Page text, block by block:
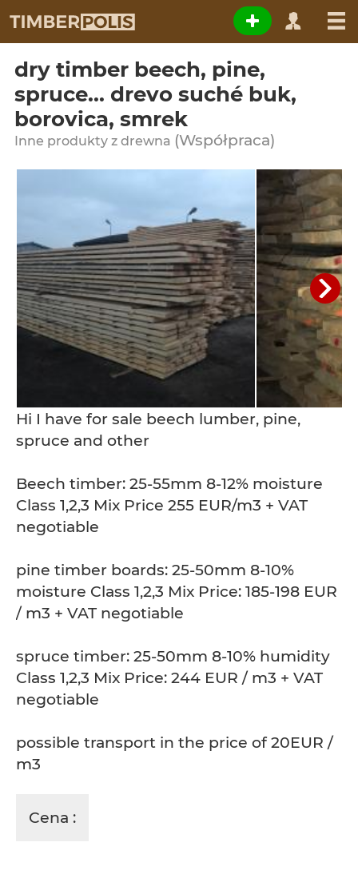
dry timber beech, pine,
spruce... drevo suché buk,
borovica, smrek
Inne produkty z drewna (Współpraca)
Hi I have for sale beech lumber, pine,
spruce and other
Beech timber: 25-55mm 8-12% moisture
Class 1,2,3 Mix Price 255 EUR/m3 + VAT
negotiable
pine timber boards: 25-50mm 8-10%
moisture Class 1,2,3 Mix Price: 185-198 EUR
/ m3 + VAT negotiable
spruce timber: 25-50mm 8-10% humidity
Class 1,2,3 Mix Price: 244 EUR / m3 + VAT
negotiable
possible transport in the price of 20EUR /
m3
Cena :